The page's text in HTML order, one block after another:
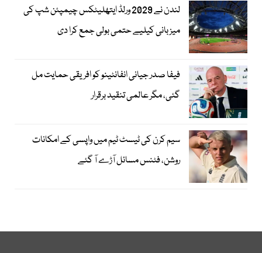
لندن نے 2029 ورلڈ ایتھلیٹکس چیمپئن شپ کی
میزبانی کیلیے حتمی بولی جمع کرا دی
فیفا صدر جیانی انفانٹینو کو افریقی حمایت مل
گئی، مگر عالمی تنقید برقرار
سیم کرن کی ٹیسٹ ٹیم میں واپسی کے امکانات
روشن، فٹنس مسائل آڑے آ گئے